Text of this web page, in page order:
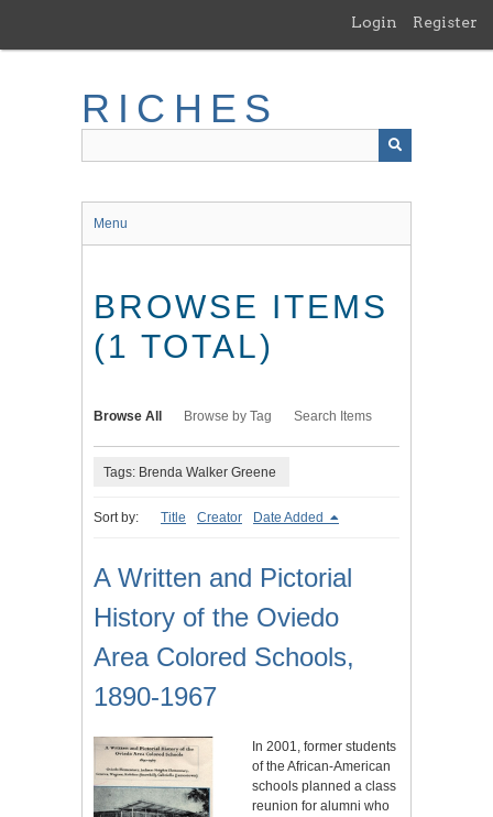
main
Login Register
RICHES
Menu
BROWSE ITEMS
(1 TOTAL)
Browse All Browse by Tag Search Items
Tags: Brenda Walker Greene
Sort by: Title Creator Date Added
A Written and Pictorial
History of the Oviedo
Area Colored Schools,
1890-1967
In 2001, former students
of the African-American
schools planned a class
reunion for alumni who